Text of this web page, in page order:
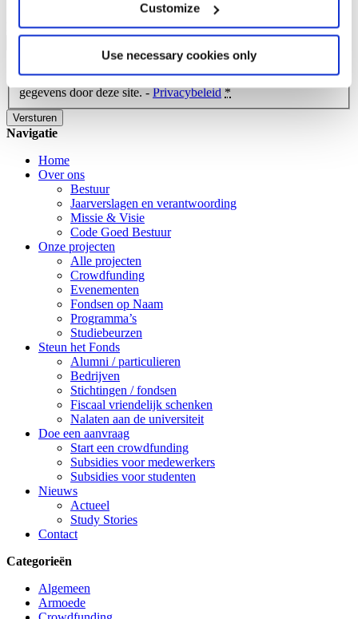
Customize
Use necessary cookies only
E-mailadres
Ik ga akkoord met de opslag en behandeling van mijn
gegevens door deze site. -Privacybeleid *
Navigatie
Home
Over ons
Bestuur
Jaarverslagen en verantwoording
Missie & Visie
Code Goed Bestuur
Onze projecten
Alle projecten
Crowdfunding
Evenementen
Fondsen op Naam
Programma’s
Studiebeurzen
Steun het Fonds
Alumni / particulieren
Bedrijven
Stichtingen / fondsen
Fiscaal vriendelijk schenken
Nalaten aan de universiteit
Doe een aanvraag
Start een crowdfunding
Subsidies voor medewerkers
Subsidies voor studenten
Nieuws
Actueel
Study Stories
Contact
Categorieën
Algemeen
Armoede